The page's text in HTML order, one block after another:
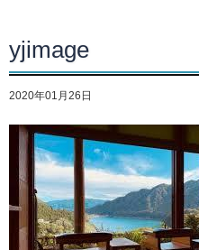
yjimage
2020年01月26日